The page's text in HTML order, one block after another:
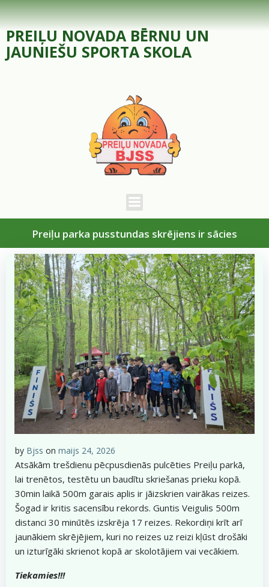
Skip
to
content
PREIĻU NOVADA BĒRNU UN
JAUNIEŠU SPORTA SKOLA
Preiļu parka pusstundas skrējiens ir sācies
by Bjss on maijs 24, 2026
Atsākām trešdienu pēcpusdienās pulcēties Preiļu parkā,
lai trenētos, testētu un baudītu skriešanas prieku kopā.
30min laikā 500m garais aplis ir jāizskrien vairākas reizes.
Šogad ir kritis sacensību rekords. Guntis Veigulis 500m
distanci 30 minūtēs izskrēja 17 reizes. Rekordiņi krīt arī
jaunākiem skrējējiem, kuri no reizes uz reizi kļūst drošāki
un izturīgāki skrienot kopā ar skolotājiem vai vecākiem.
Tiekamies!!!